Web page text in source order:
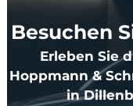
Besuchen
Erleben Sie
Hoppmann &
in